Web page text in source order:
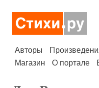
Авторы
Магазин
О портале